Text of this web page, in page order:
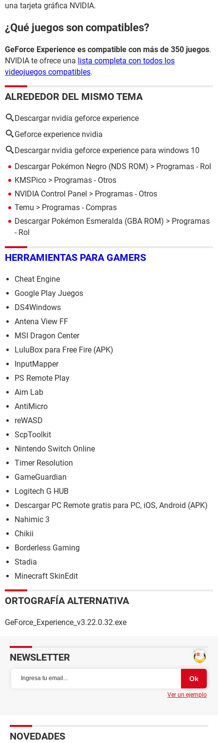
una tarjeta gráfica NVIDIA.
¿Qué juegos son compatibles?
GeForce Experience es compatible con más de 350 juegos.
NVIDIA te ofrece una lista completa con todos los
videojuegos compatibles.
ALREDEDOR DEL MISMO TEMA
Descargar nvidia geforce experience
Geforce experience nvidia
Descargar nvidia geforce experience para windows 10
Descargar Pokémon Negro (NDS ROM) > Programas - Rol
KMSPico > Programas - Otros
NVIDIA Control Panel > Programas - Otros
Temu > Programas - Compras
Descargar Pokémon Esmeralda (GBA ROM) > Programas
- Rol
HERRAMIENTAS PARA GAMERS
Cheat Engine
Google Play Juegos
DS4Windows
Antena View FF
MSI Dragon Center
LuluBox para Free Fire (APK)
InputMapper
PS Remote Play
Aim Lab
AntiMicro
reWASD
ScpToolkit
Nintendo Switch Online
Timer Resolution
GameGuardian
Logitech G HUB
Descargar PC Remote gratis para PC, iOS, Android (APK)
Nahimic 3
Chikii
Borderless Gaming
Stadia
Minecraft SkinEdit
ORTOGRAFÍA ALTERNATIVA
GeForce_Experience_v3.22.0.32.exe
NEWSLETTER
Ver un ejemplo
NOVEDADES